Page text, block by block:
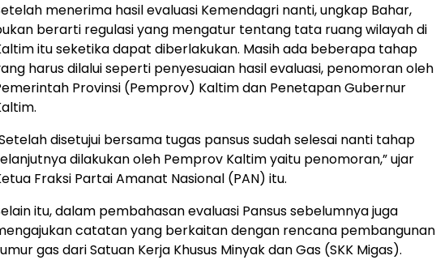
menerima hasil evaluasi Kemendagri nanti, ungkap Bahar,
berarti regulasi yang mengatur tentang tata ruang wilayah di
itu seketika dapat diberlakukan. Masih ada beberapa tahap
harus dilalui seperti penyesuaian hasil evaluasi, penomoran oleh
Provinsi (Pemprov) Kaltim dan Penetapan Gubernur
disetujui bersama tugas pansus sudah selesai nanti tahap
dilakukan oleh Pemprov Kaltim yaitu penomoran,” ujar
Fraksi Partai Amanat Nasional (PAN) itu.
itu, dalam pembahasan evaluasi Pansus sebelumnya juga
catatan yang berkaitan dengan rencana pembangunan
gas dari Satuan Kerja Khusus Minyak dan Gas (SKK Migas).